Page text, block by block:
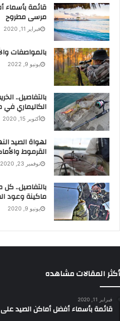
قائمة
مرسى مطروح
فبراير 11, 2020
بالمواصفات
يونيو 9, 2022
بالتفاصيل..
الكاليماري
أكتوبر 15, 2020
القرموط
نوفمبر 23, 2020
بالتفاصيل..
ماكينة وعود
يونيو 9, 2020
أكثر المقالات مشاهده
فبراير 11, 2020
قائمة بأسماء أفضل أماكن الصيد